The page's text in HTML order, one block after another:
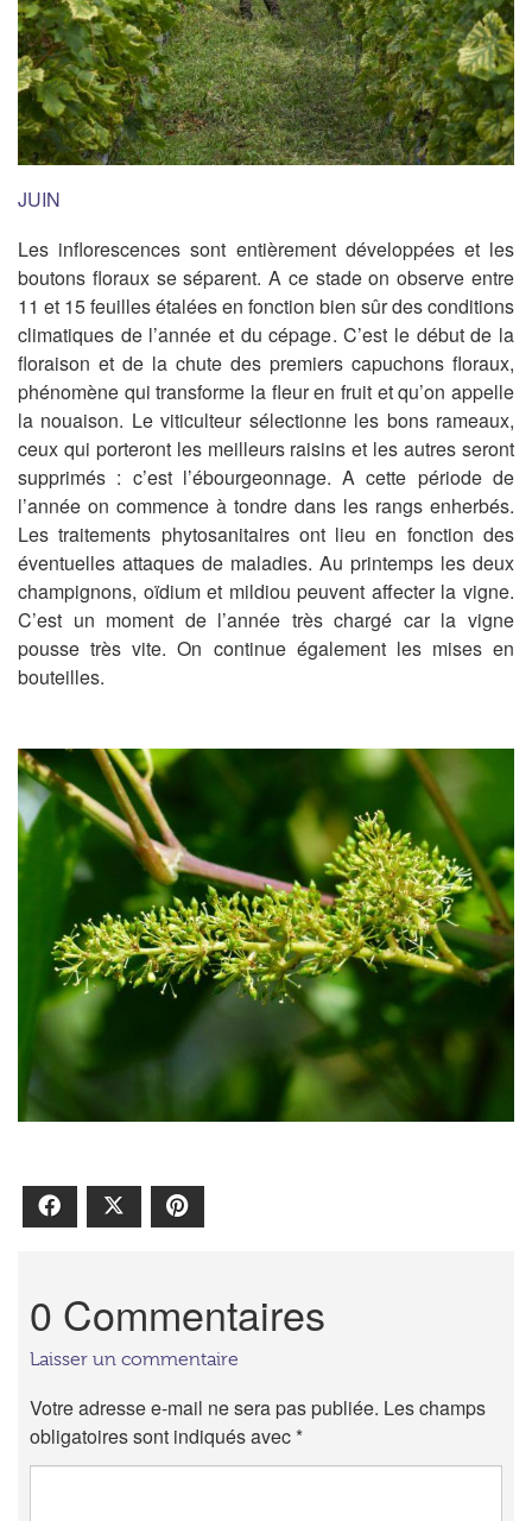
JUIN
Les inflorescences sont entièrement développées et les
boutons floraux se séparent. A ce stade on observe entre
11 et 15 feuilles étalées en fonction bien sûr des conditions
climatiques de l’année et du cépage. C’est le début de la
floraison et de la chute des premiers capuchons floraux,
phénomène qui transforme la fleur en fruit et qu’on appelle
la nouaison. Le viticulteur sélectionne les bons rameaux,
ceux qui porteront les meilleurs raisins et les autres seront
supprimés : c’est l’ébourgeonnage. A cette période de
l’année on commence à tondre dans les rangs enherbés.
Les traitements phytosanitaires ont lieu en fonction des
éventuelles attaques de maladies. Au printemps les deux
champignons, oïdium et mildiou peuvent affecter la vigne.
C’est un moment de l’année très chargé car la vigne
pousse très vite. On continue également les mises en
bouteilles.
Facebook
0 Commentaires
Laisser un commentaire
Votre adresse e-mail ne sera pas publiée. Les champs
obligatoires sont indiqués avec*